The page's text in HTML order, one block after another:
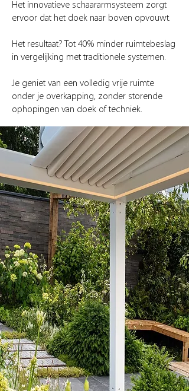
Het innovatieve schaararmsysteem zorgt
ervoor dat het doek naar boven opvouwt.
Het resultaat? Tot 40% minder ruimtebeslag
in vergelijking met traditionele systemen.
Je geniet van een volledig vrije ruimte
onder je overkapping, zonder storende
ophopingen van doek of techniek.